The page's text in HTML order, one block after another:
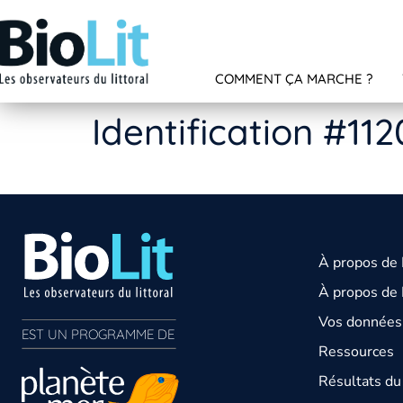
COMMENT ÇA MARCHE ?
Identification
EST UN PROGRAMME DE
À propos de
À propos de
Vos
Ressources
Résultats